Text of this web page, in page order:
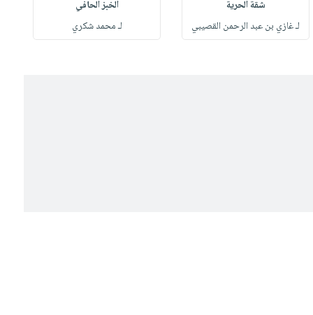
شقة الحرية
لـ غازي بن عبد الرحمن القصيبي
الخبز الحافي
لـ محمد شكري